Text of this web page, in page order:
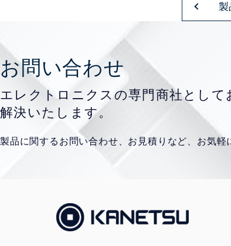
製
お問い合わせ
エレクトロニクスの専門商社として
解決いたします。
製品に関するお問い合わせ、お見積りなど、 お気軽